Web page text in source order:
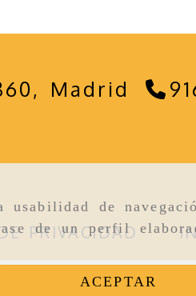
de
de un perfil
ACEPTAR
Madrid
PRIVACIDAD